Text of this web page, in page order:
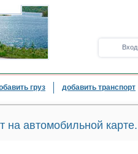
Вход
груз добавить транспорт
автомобильной карте.